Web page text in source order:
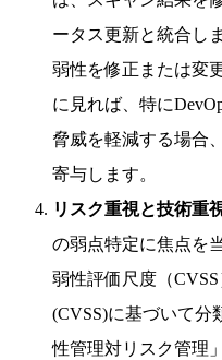
ータス更新と統合し
弱性を修正または変
に見れば、特に
脅威を軽減する場合
寄与します。
リスク重視と技術重
の弱点特定に焦点を
弱性評価尺度（
(CVSS)に基づいて分
性管理対リスク管理